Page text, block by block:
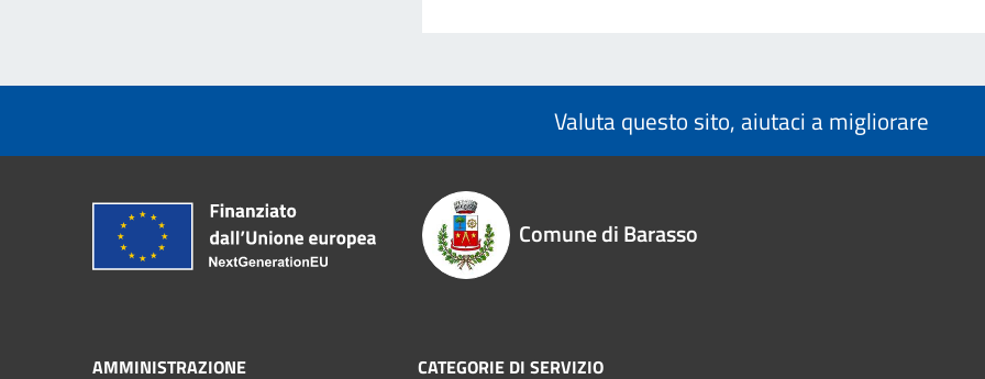
Valuta questo sito, aiutaci a migliorare
Comune di Barasso
AMMINISTRAZIONE CATEGORIE DI SERVIZIO